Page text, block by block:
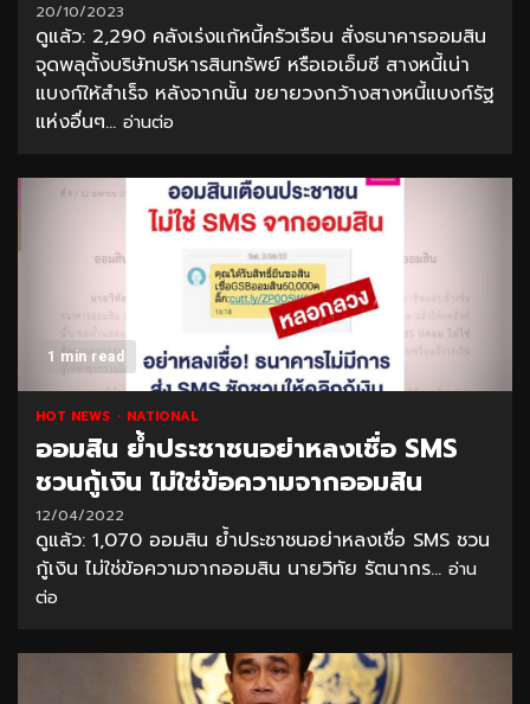
20/10/2023
ดูแล้ว: 2,290 คลังเร่งแก้หนี้ครัวเรือน สั่งธนาคารออมสิน
จุดพลุตั้งบริษัทบริหารสินทรัพย์ หรือเอเอ็มซี สางหนี้เน่า
แบงก์ให้สำเร็จ หลังจากนั้น ขยายวงกว้างสางหนี้แบงก์รัฐ
แห่งอื่นๆ... อ่านต่อ
1 min read
HOT NEWS NATIONAL
ออมสิน ย้ำประชาชนอย่าหลงเชื่อ SMS
ชวนกู้เงิน ไม่ใช่ข้อความจากออมสิน
12/04/2022
ดูแล้ว: 1,070 ออมสิน ย้ำประชาชนอย่าหลงเชื่อ SMS ชวน
กู้เงิน ไม่ใช่ข้อความจากออมสิน นายวิทัย รัตนากร... อ่าน
ต่อ